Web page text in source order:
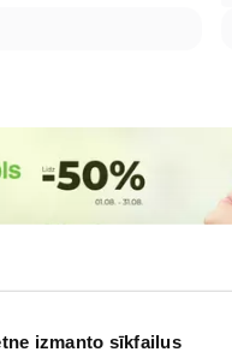
izmanto sīkfailus